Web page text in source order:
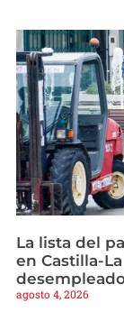
La lista del
en Castilla-
agosto 4, 2026